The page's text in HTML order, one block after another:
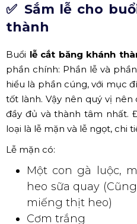
✅ Sắm lễ cho
thành
Buổi lễ cắt băng khánh
phần chính: Phần lễ và
hiểu là phần cúng, với mục
tốt lành. Vậy nên quý vị
đầy đủ và thành tâm nhất.
loại là lễ mặn và lễ ngọt, chi
Lễ mặn có:
Một con gà luộc,
heo sữa quay
miếng thịt heo)
Cơm trắng